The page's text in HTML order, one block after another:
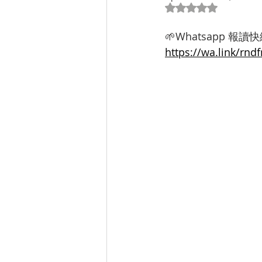
Gamification 齊齊去 系列
Rated NaN out of 5
🌱Whatsapp 報讀快
https://wa.link/